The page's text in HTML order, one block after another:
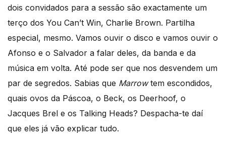
dois convidados para a sessão são exactamente um
terço dos You Can’t Win, Charlie Brown. Partilha
especial, mesmo. Vamos ouvir o disco e vamos ouvir o
Afonso e o Salvador a falar deles, da banda e da
música em volta. Até pode ser que nos desvendem um
par de segredos. Sabias que Marrowtem escondidos,
quais ovos da Páscoa, o Beck, os Deerhoof, o
Jacques Brel e os Talking Heads? Despacha-te daí
que eles já vão explicar tudo.